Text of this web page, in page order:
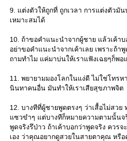
9. แต่งตัวให้ถูกที่ ถูกเวลา การแต่งตัว
เหมาะสมได้
10. ถ้าขอคำแนะนำจากผู้ชาย แล้วเค้า
อย่าขอคำแนะนำจากเค้าเลย เพราะถ้า
ถามทำไม แค่มาบ่นให้เราแฟังเฉยๆก็พอ
11. พยายามมองโลกในแง่ดี ไม่ใช่โทร
นินทาคนอื่น มันทำให้เราเสียสุขภาพจิต
12. บางทีที่ผู้ชายพูดตรงๆ ว่าเสื้อไม่สวย
ซวขำๆ แต่บางทีก็หมายความตามนั้นจ
พูดจริงรึป่าว ถ้าเค้าบอกว่าพูดจริง ควร
เอง ว่าคุณอยากดูสวยในสายตาคุณ หรื